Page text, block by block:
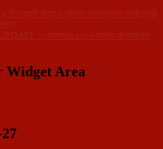
দু’দিন ব্যাপী উত্তর-পূর্বাঞ্চল কমনওয়েলথ পার্লামেন্টারি
:: একনজরে ২০১৬ সালের মাধ্যমিকের
Widget Area